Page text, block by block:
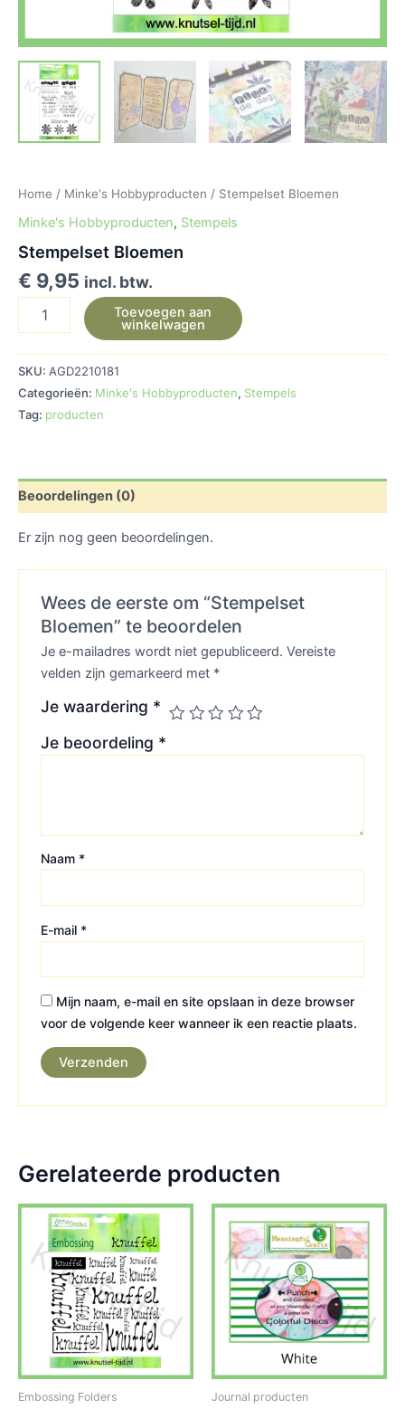
Home / Minke's Hobbyproducten / Stempelset Bloemen
Minke's Hobbyproducten, Stempels
Stempelset Bloemen
€ 9,95 incl. btw.
Toevoegen aan
winkelwagen
SKU: AGD2210181
Categorieën: Minke's Hobbyproducten, Stempels
Tag: producten
Beoordelingen (0)
Er zijn nog geen beoordelingen.
Wees de eerste om “Stempelset
Bloemen” te beoordelen
Je e-mailadres wordt niet gepubliceerd. Vereiste
velden zijn gemarkeerd met *
Je waardering *
Je beoordeling *
Naam *
E-mail *
Mijn naam, e-mail en site opslaan in deze browser
voor de volgende keer wanneer ik een reactie plaats.
Gerelateerde producten
Embossing Folders Journal producten